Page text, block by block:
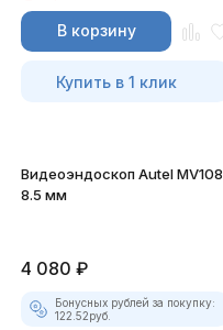
В корзину
Купить в 1 клик
Видеоэндоскоп Autel MV108
8.5 мм
4 080 ₽
Бонусных рублей за покупку:
122.52руб.